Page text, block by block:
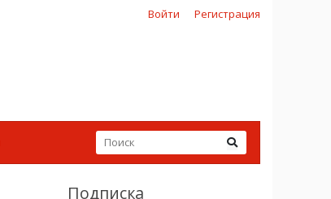
Войти Регистрация
Подписка